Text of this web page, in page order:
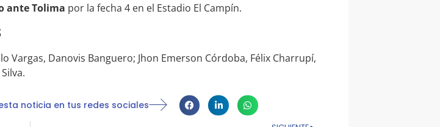
ante Tolima por la fecha 4 en el Estadio El Campín.
Vargas, Danovis Banguero; Jhon Emerson Córdoba, Félix Charrupí,
noticia en tus redes sociales